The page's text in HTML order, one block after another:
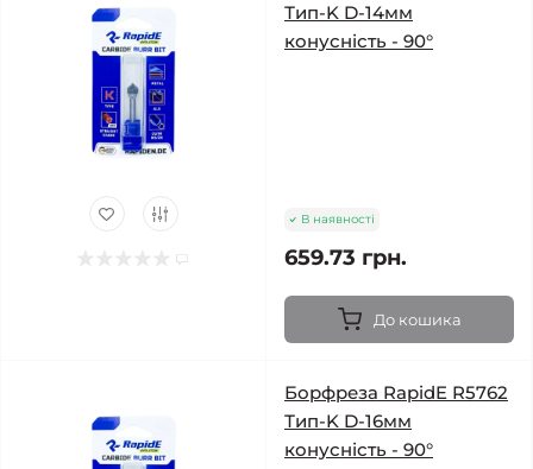
Тип-K D-14мм
конусність - 90°
В наявності
659.73 грн.
До кошика
Борфреза RapidE R5762
Тип-K D-16мм
конусність - 90°